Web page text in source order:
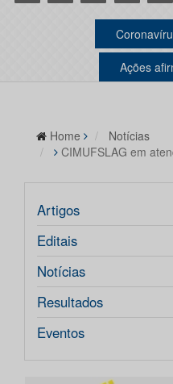
Ações
Home
Notícias
CIMUFSLAG em
Artigos
Editais
Notícias
Resultados
Eventos